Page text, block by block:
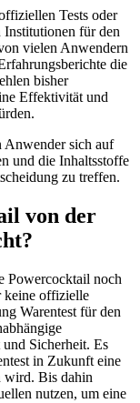
Tests oder
Institutionen für den
vielen Anwendern
die
bisher
Effektivität und
Anwender sich auf
und die Inhaltsstoffe
zu treffen.
von der
Powercocktail noch
keine offizielle
Warentest für den
Sicherheit. Es
in Zukunft eine
wird. Bis dahin
nutzen, um eine